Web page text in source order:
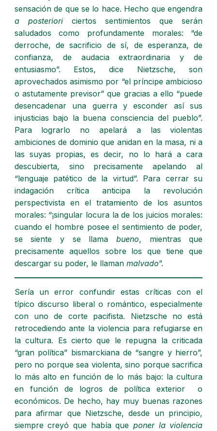
sensación de que se lo hace. Hecho que engendra
a posteriori ciertos sentimientos que serán
saludados como profundamente morales: “de
derroche, de sacrificio de sí, de esperanza, de
confianza, de audacia extraordinaria y de
entusiasmo”. Estos, dice Nietzsche, son
aprovechados asimismo por “el príncipe ambicioso
o astutamente previsor” que gracias a ello “puede
desencadenar una guerra y esconder así sus
injusticias bajo la buena consciencia del pueblo”.
Para lograrlo no apelará a las violentas
ambiciones de dominio que anidan en la masa, ni a
las suyas propias, es decir, no lo hará a cara
descubierta, sino precisamente apelando al
“lenguaje patético de la virtud”. Para cerrar su
indagación crítica anticipa la revolución
perspectivista en el tratamiento de los asuntos
morales: “¡singular locura la de los juicios morales:
cuando el hombre posee el sentimiento de poder,
se siente y se llamabueno, mientras que
precisamente aquellos sobre los que tiene que
descargar su poder, le llaman malvado”.
Sería un error confundir estas críticas con el
típico discurso liberal o romántico, especialmente
con uno de corte pacifista. Nietzsche no está
retrocediendo ante la violencia para refugiarse en
la cultura. Es cierto que le repugna la criticada
“gran política” bismarckiana de “sangre y hierro”,
pero no porque sea violenta, sino porque sacrifica
lo más alto en función de lo más bajo: la cultura
en función de logros de política exterior o
económicos. De hecho, hay muy buenas razones
para afirmar que Nietzsche, desde un principio,
siempre creyó que había queponer la violencia